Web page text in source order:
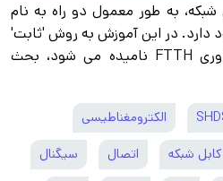
به طور معمول دو راه به نام
دارد. در این آموزش به روش 'ثابت'
که از نظر فنی به عنوان فناوری FTTH نامیده می شود، بحث
الکترومغناطیسی
شبکه اتصال سیگنال